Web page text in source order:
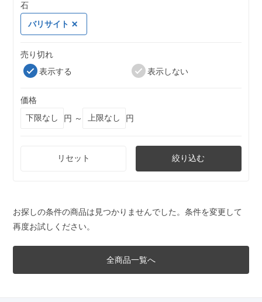
石
バリサイト
売り切れ
表示する
表示しない
価格
円 ～
円
リセット 絞り込む
お探しの条件の商品は見つかりませんでした。条件を変更して
再度お試しください。
全商品一覧へ